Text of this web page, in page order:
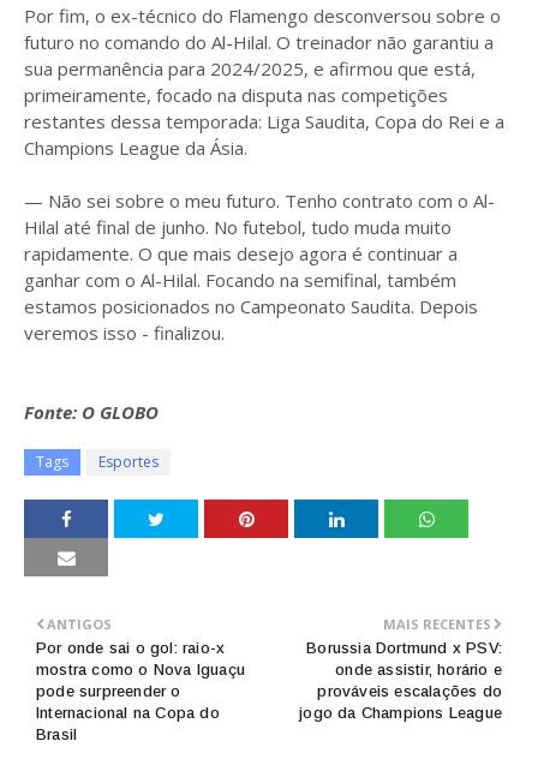
Por fim, o ex-técnico do Flamengo desconversou sobre o
futuro no comando do Al-Hilal. O treinador não garantiu a
sua permanência para 2024/2025, e afirmou que está,
primeiramente, focado na disputa nas competições
restantes dessa temporada: Liga Saudita, Copa do Rei e a
Champions League da Ásia.
— Não sei sobre o meu futuro. Tenho contrato com o Al-
Hilal até final de junho. No futebol, tudo muda muito
rapidamente. O que mais desejo agora é continuar a
ganhar com o Al-Hilal. Focando na semifinal, também
estamos posicionados no Campeonato Saudita. Depois
veremos isso - finalizou.
Fonte: O GLOBO
Tags Esportes
MAIS RECENTES
Borussia Dortmund x PSV:
onde assistir, horário e
prováveis escalações do
jogo da Champions League
ANTIGOS
Por onde sai o gol: raio-x
mostra como o Nova Iguaçu
pode surpreender o
Internacional na Copa do
Brasil